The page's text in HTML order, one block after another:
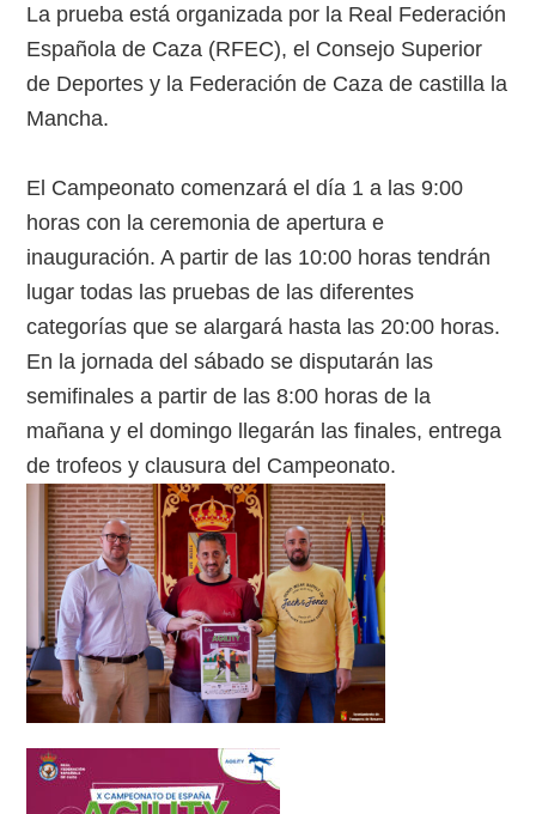
La prueba está organizada por la Real Federación
Española de Caza (RFEC), el Consejo Superior
de Deportes y la Federación de Caza de castilla la
Mancha.
El Campeonato comenzará el día 1 a las 9:00
horas con la ceremonia de apertura e
inauguración. A partir de las 10:00 horas tendrán
lugar todas las pruebas de las diferentes
categorías que se alargará hasta las 20:00 horas.
En la jornada del sábado se disputarán las
semifinales a partir de las 8:00 horas de la
mañana y el domingo llegarán las finales, entrega
de trofeos y clausura del Campeonato.